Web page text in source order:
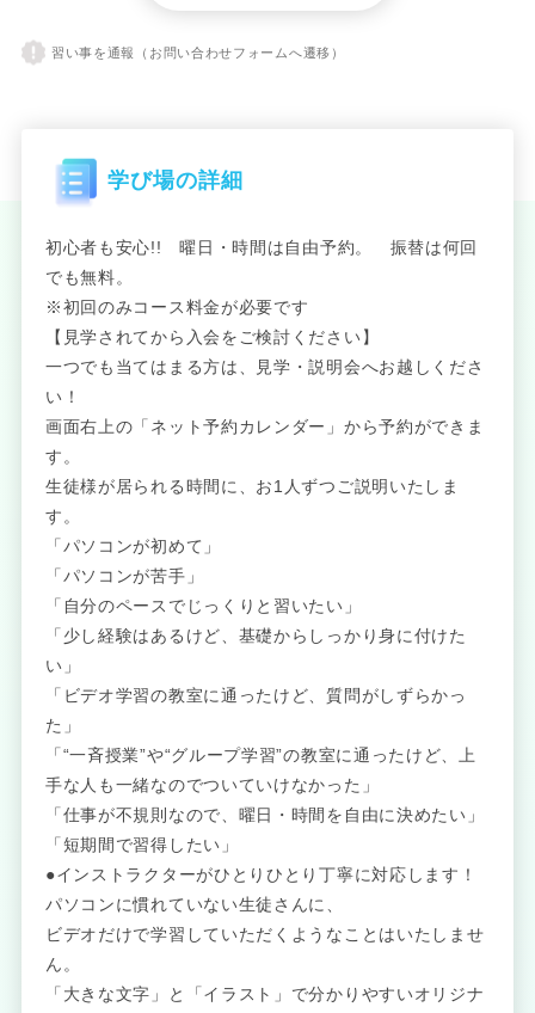
習い事を通報（お問い合わせフォームへ遷移）
学び場の詳細
初心者も安心!! 曜日・時間は自由予約。 振替は何回
でも無料。
※初回のみコース料金が必要です
【見学されてから入会をご検討ください】
一つでも当てはまる方は、見学・説明会へお越しくださ
い！
画面右上の「ネット予約カレンダー」から予約ができま
す。
生徒様が居られる時間に、お1人ずつご説明いたしま
す。
「パソコンが初めて」
「パソコンが苦手」
「自分のペースでじっくりと習いたい」
「少し経験はあるけど、基礎からしっかり身に付けた
い」
「ビデオ学習の教室に通ったけど、質問がしずらかっ
た」
「“一斉授業”や“グループ学習”の教室に通ったけど、上
手な人も一緒なのでついていけなかった」
「仕事が不規則なので、曜日・時間を自由に決めたい」
「短期間で習得したい」
●インストラクターがひとりひとり丁寧に対応します！
パソコンに慣れていない生徒さんに、
ビデオだけで学習していただくようなことはいたしませ
ん。
「大きな文字」と「イラスト」で分かりやすいオリジナ